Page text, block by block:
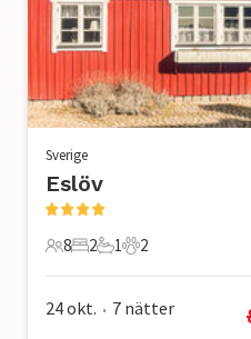
Sverige
Eslöv
8 Gäster
8
2 Sovrum
2
1 Badrum
1
2 Husdjur
2
24 okt. • 7 nätter